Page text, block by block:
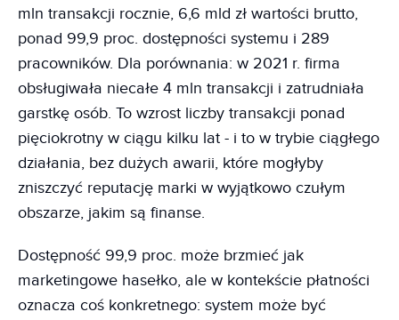
mln transakcji rocznie, 6,6 mld zł wartości brutto,
ponad 99,9 proc. dostępności systemu i 289
pracowników. Dla porównania: w 2021 r. firma
obsługiwała niecałe 4 mln transakcji i zatrudniała
garstkę osób. To wzrost liczby transakcji ponad
pięciokrotny w ciągu kilku lat - i to w trybie ciągłego
działania, bez dużych awarii, które mogłyby
zniszczyć reputację marki w wyjątkowo czułym
obszarze, jakim są finanse.
Dostępność 99,9 proc. może brzmieć jak
marketingowe hasełko, ale w kontekście płatności
oznacza coś konkretnego: system może być